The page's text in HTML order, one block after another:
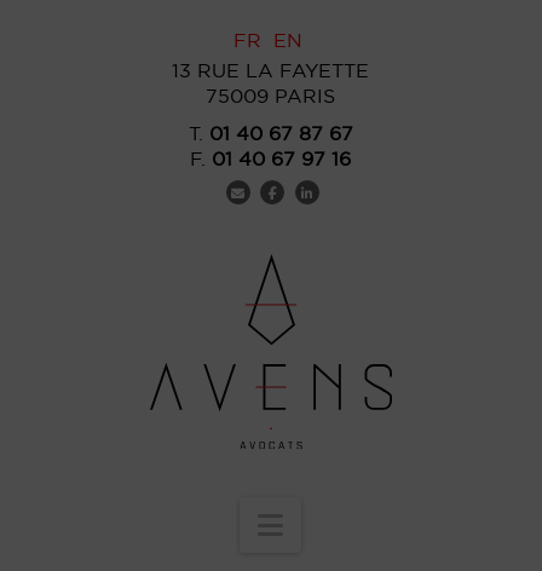
FR
EN
13 RUE LA FAYETTE
75009 PARIS
T. 01 40 67 87 67
F. 01 40 67 97 16